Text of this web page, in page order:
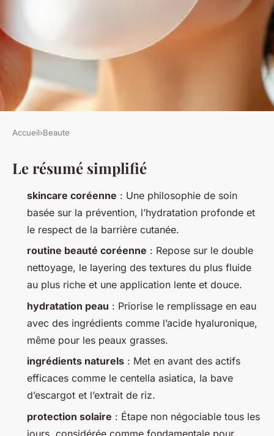
Top stratégies pour une
routine de skincare coréenne
efficace
•
Accueil›Beaute
Le résumé simplifié
skincare coréenne : Une philosophie de soin
basée sur la prévention, l’hydratation profonde et
le respect de la barrière cutanée.
routine beauté coréenne : Repose sur le double
nettoyage, le layering des textures du plus fluide
au plus riche et une application lente et douce.
hydratation peau : Priorise le remplissage en eau
avec des ingrédients comme l’acide hyaluronique,
même pour les peaux grasses.
ingrédients naturels : Met en avant des actifs
efficaces comme le centella asiatica, la bave
d’escargot et l’extrait de riz.
protection solaire : Étape non négociable tous les
jours, considérée comme fondamentale pour